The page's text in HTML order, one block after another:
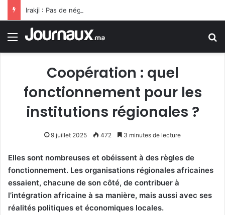
Menu
Coopération : quel
fonctionnement pour les
institutions régionales ?
9 juillet 2025 472 3 minutes de lecture
Elles sont nombreuses et obéissent à des règles de
fonctionnement. Les organisations régionales africaines
essaient, chacune de son côté, de contribuer à
l’intégration africaine à sa manière, mais aussi avec ses
réalités politiques et économiques locales.